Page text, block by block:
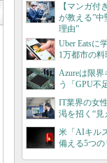
【マンガ付
が教える”
理由”
Uber Eatsに
1万都市の
Azureは限
う「GPU不
IT業界の女
渇を招く“見
米「AIキル
備える5つ